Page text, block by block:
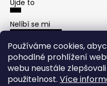
Používáme cookies,
pohodlné prohlížení
webu neustále
použitelnost. Více
D
o
p
o
r
u
Ujde to
Nelíbí se mi
Počet hlasů:50